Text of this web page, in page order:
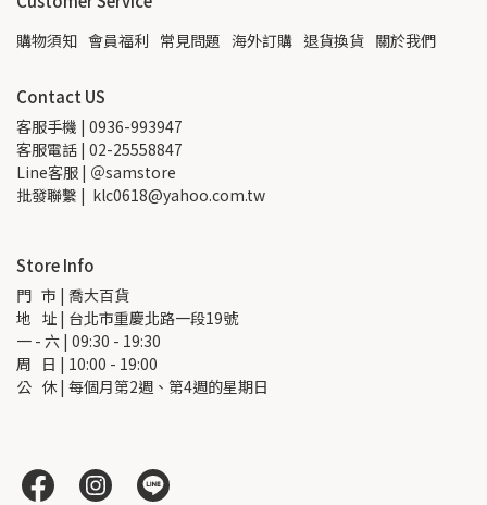
購物須知 會員福利 常見問題 海外訂購 退貨換貨 關於我們
Contact US
客服手機 | 0936-993947
客服電話 | 02-25558847
Line客服 | ＠samstore
批發聯繫 |  klc0618@yahoo.com.tw
Store Info
門   市 | 喬大百貨
地   址 | 台北市重慶北路一段19號
一 - 六 | 09:30 - 19:30
周   日 | 10:00 - 19:00
公   休 | 每個月第2週、第4週的星期日